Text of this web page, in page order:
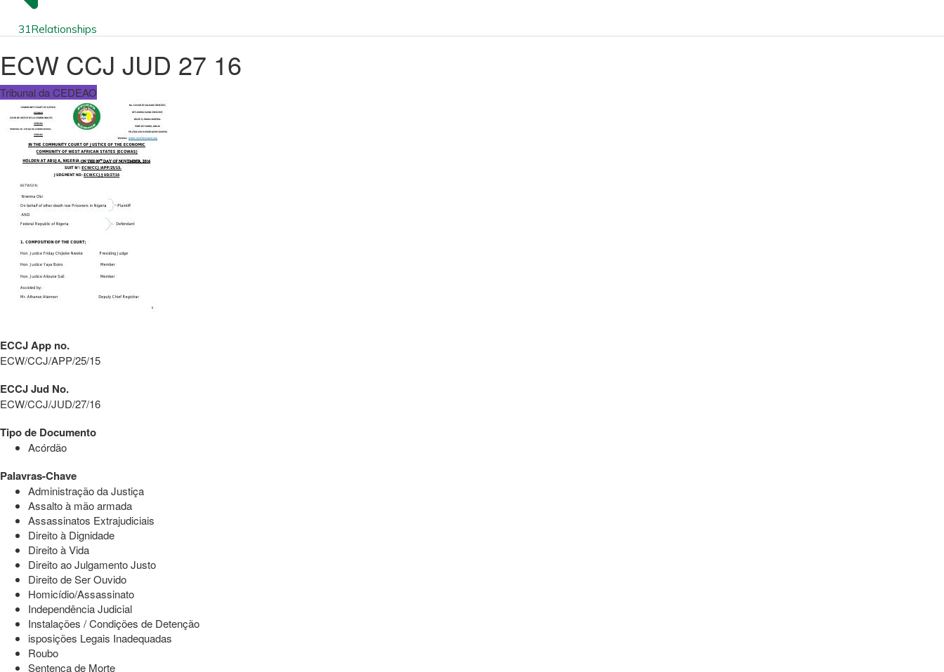
31Relationships
ECW CCJ JUD 27 16
Tribunal da CEDEAO
ECCJ App no.
ECW/CCJ/APP/25/15
ECCJ Jud No.
ECW/CCJ/JUD/27/16
Tipo de Documento
Acórdão
Palavras-Chave
Administração da Justiça
Assalto à mão armada
Assassinatos Extrajudiciais
Direito à Dignidade
Direito à Vida
Direito ao Julgamento Justo
Direito de Ser Ouvido
Homicídio/Assassinato
Independência Judicial
Instalações / Condições de Detenção
isposições Legais Inadequadas
Roubo
Sentença de Morte